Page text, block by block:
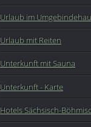
Urlaub im
Urlaub mit Reiten
Unterkunft mit Sauna
Unterkunft - Karte
Hotels Sächsisch-